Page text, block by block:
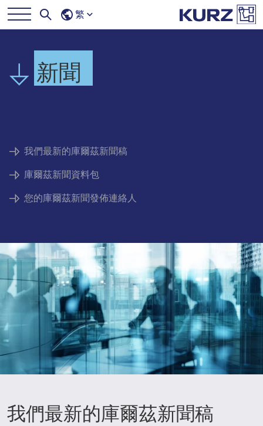
繁
新聞
我們最新的庫爾茲新聞稿
庫爾茲新聞資料包
您的庫爾茲新聞發佈連絡人
我們最新的庫爾茲新聞稿